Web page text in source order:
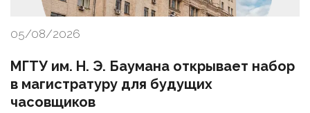
05/08/2026
МГТУ им. Н. Э. Баумана открывает набор
в магистратуру для будущих
часовщиков